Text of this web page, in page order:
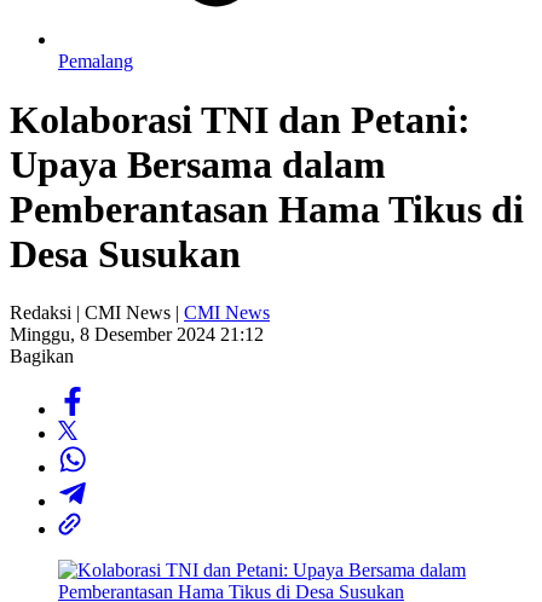
Pemalang
Kolaborasi TNI dan Petani:
Upaya Bersama dalam
Pemberantasan Hama Tikus di
Desa Susukan
Redaksi | CMI News | CMI News
Minggu, 8 Desember 2024 21:12
Bagikan